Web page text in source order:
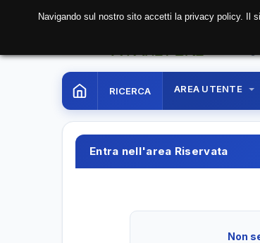
RICERCA AREA UTENTE
Entra nell'area Riservata
Non
Navigando sul nostro sito accetti la privacy policy. Il